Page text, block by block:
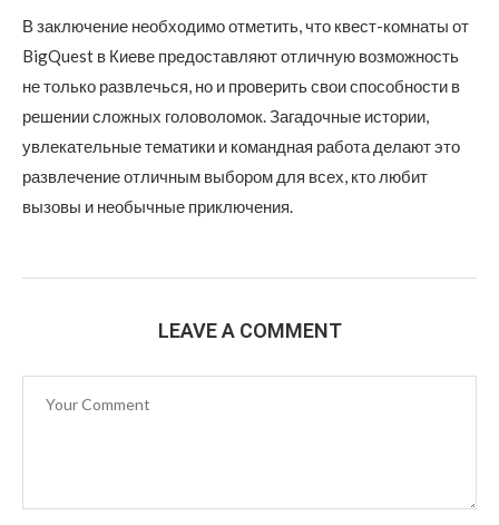
В заключение необходимо отметить, что квест-комнаты от
BigQuest в Киеве предоставляют отличную возможность
не только развлечься, но и проверить свои способности в
решении сложных головоломок. Загадочные истории,
увлекательные тематики и командная работа делают это
развлечение отличным выбором для всех, кто любит
вызовы и необычные приключения.
LEAVE A COMMENT